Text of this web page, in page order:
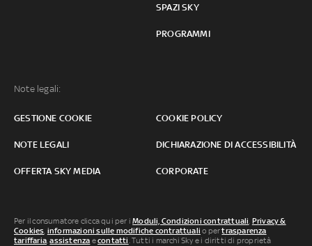
SPAZI SKY
PROGRAMMI
Note legali:
GESTIONE COOKIE COOKIE POLICY
NOTE LEGALI DICHIARAZIONE DI ACCESSIBILITÀ
OFFERTA SKY MEDIA CORPORATE
Per il consumatore clicca qui per iModuli, Condizioni contrattuali, Privacy &
Cookies, informazioni sulle modifiche contrattuali o pertrasparenza
tariffaria,assistenza econtatti. Tutti i marchi Sky e i diritti di proprietà